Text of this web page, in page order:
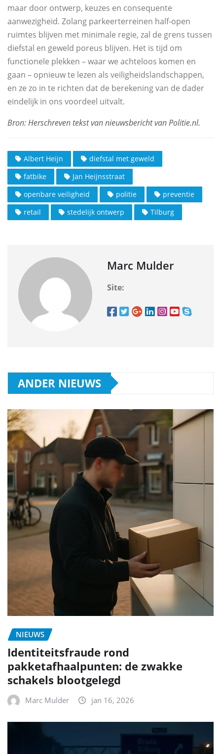
maar door ontwerp, keuzes en consequente
aanwezigheid. Zolang parkeerterreinen half-open
ruimtes blijven met minimale regie, zal de grens tussen
diefstal en geweld poreus blijven. Het is tijd om
functionele plekken – waar we achteloos komen en
gaan – opnieuw te lezen als veiligheidslandschappen,
en ze zo in te richten dat de berekening van de dader
eindelijk in ons voordeel uitvalt.
Albert Heijn
diefstal met geweld
fatbike
Jan Heijnsstraat
openbare veiligheid
politie
preventie
retail
stedelijk ontwerp Tilburg
Marc Mulder
Site:
ANDER NIEUWS
NIEUWS
Identiteitsfraude rond
pakketafhaalpunten: de zwakke
schakels blootgelegd
Marc Mulder jan 16, 2026